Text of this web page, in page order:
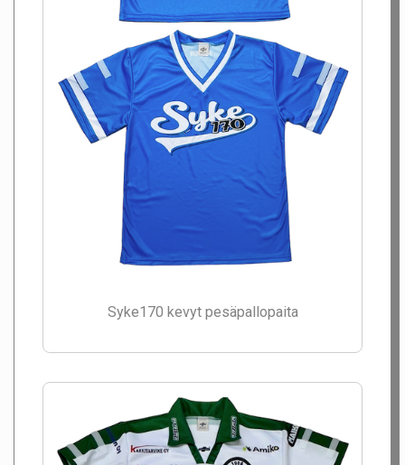
Syke170 kevyt pesäpallopaita